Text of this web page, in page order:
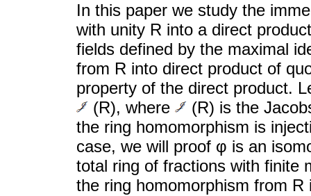
In this paper we study the
with unity R into a direct
fields defined by the maximal
from R into direct product of
property of the direct product.
(R), where
(R) is the
the ring homomorphism is
case, we will proof φ is an
total ring of fractions with finite
the ring homomorphism from